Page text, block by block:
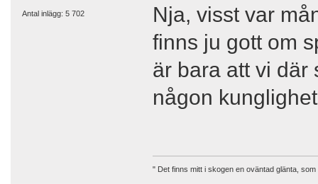
Antal inlägg: 5 702
Nja, visst var
finns ju gott om
är bara att vi där
någon
" Det finns mitt i skogen en oväntad glänta,